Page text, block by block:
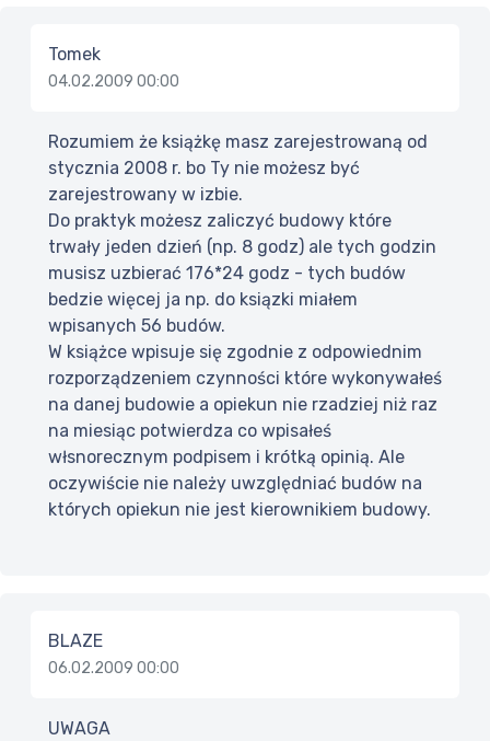
Tomek
04.02.2009 00:00
Rozumiem że książkę masz zarejestrowaną od
stycznia 2008 r. bo Ty nie możesz być
zarejestrowany w izbie.
Do praktyk możesz zaliczyć budowy które
trwały jeden dzień (np. 8 godz) ale tych godzin
musisz uzbierać 176*24 godz - tych budów
bedzie więcej ja np. do ksiązki miałem
wpisanych 56 budów.
W książce wpisuje się zgodnie z odpowiednim
rozporządzeniem czynności które wykonywałeś
na danej budowie a opiekun nie rzadziej niż raz
na miesiąc potwierdza co wpisałeś
włsnorecznym podpisem i krótką opinią. Ale
oczywiście nie należy uwzględniać budów na
których opiekun nie jest kierownikiem budowy.
BLAZE
06.02.2009 00:00
UWAGA